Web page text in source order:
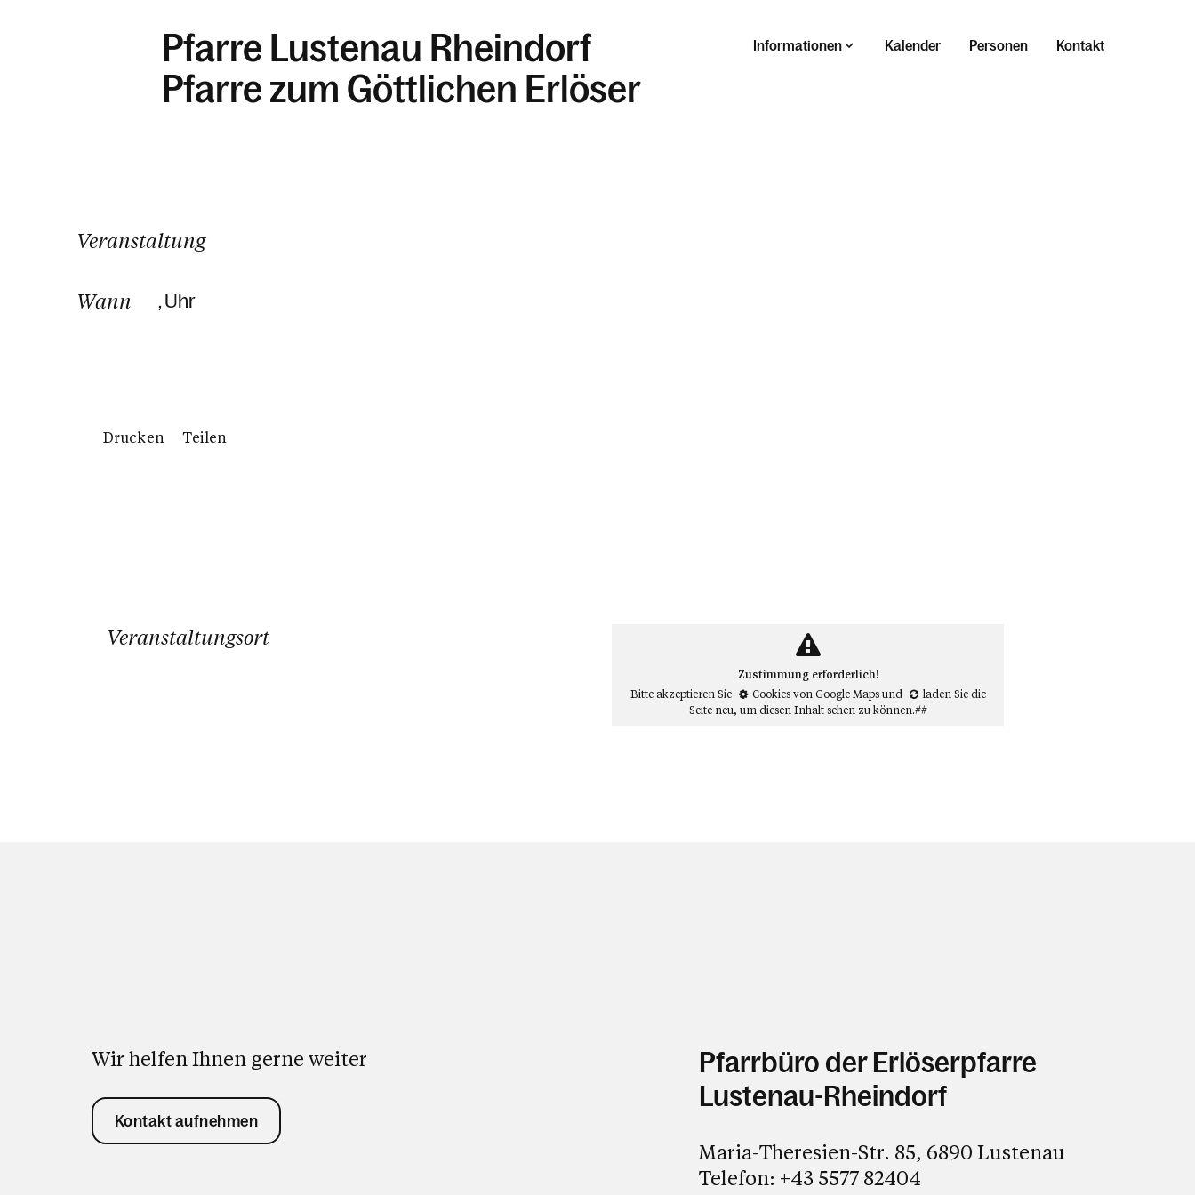
Pfarre Lustenau Rheindorf
Pfarre zum Göttlichen Erlöser
Informationen Kalender Personen Kontakt
Veranstaltung
Wann , Uhr
Drucken Teilen
Veranstaltungsort
Zustimmung erforderlich!
Bitte akzeptieren Sie
Cookies von Google Mapsund
laden Sie die
Seite neu, um diesen Inhalt sehen zu können.##
Wir helfen Ihnen gerne weiter
Kontakt aufnehmen
Pfarrbüro der Erlöserpfarre
Lustenau-Rheindorf
Maria-Theresien-Str. 85, 6890 Lustenau
Telefon: +43 5577 82404